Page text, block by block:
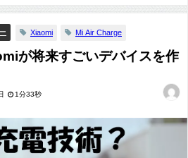
Xiaomi Mi Air Charge
が将来すごいデバイスを作
1分33秒